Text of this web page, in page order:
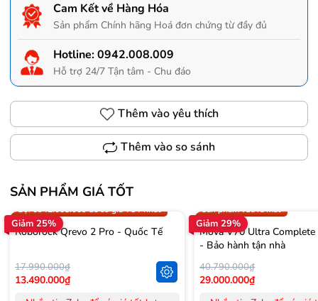
Cam Kết về Hàng Hóa
Sản phẩm Chính hãng Hoá đơn chứng từ đầy đủ
Hotline:0942.008.009
Hỗ trợ 24/7 Tận tâm - Chu đáo
Thêm vào yêu thích
Thêm vào so sánh
SẢN PHẨM GIÁ TỐT
Giảm 25%
Trợ giá 300.000đ
Gọi 0942.008.009 để có giá TỐT nhất
Roborock Qrevo 2 Pro - Quốc Tế
17.990.000₫
13.490.000₫
Giảm 29%
Sản phẩm vừa ra mắt
Mova V70 Ultra
- Bảo hành tận nhà
40.790.000₫
29.000.000₫